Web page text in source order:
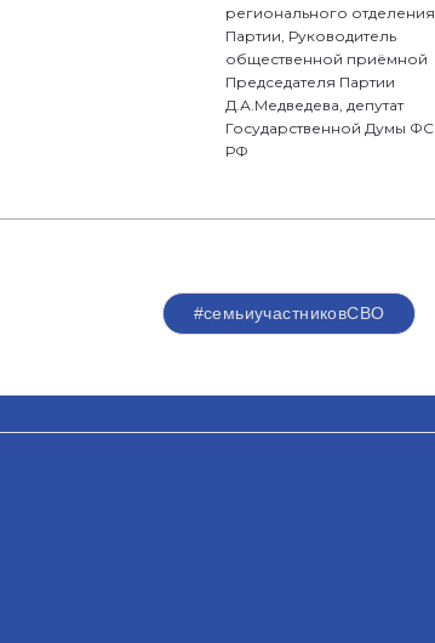
регионального отделения
Партии, Руководитель
общественной приёмной
Председателя Партии
Д.А.Медведева, депутат
Государственной Думы ФС
РФ
#семьиучастниковСВО